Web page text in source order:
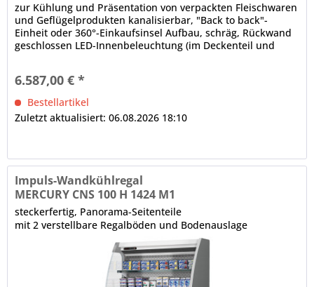
zur Kühlung und Präsentation von verpackten Fleischwaren
und Geflügelprodukten kanalisierbar, "Back to back"-
Einheit oder 360°-Einkaufsinsel Aufbau, schräg, Rückwand
geschlossen LED-Innenbeleuchtung (im Deckenteil und
Digitalanzeige, Temperaturregelung automatische...
6.587,00 € *
Bestellartikel
Zuletzt aktualisiert: 06.08.2026 18:10
Impuls-Wandkühlregal
MERCURY CNS 100 H 1424 M1
steckerfertig, Panorama-Seitenteile
mit 2 verstellbare Regalböden und Bodenauslage